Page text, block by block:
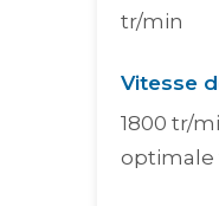
tr/min
Vitesse
1800 tr/
optimale